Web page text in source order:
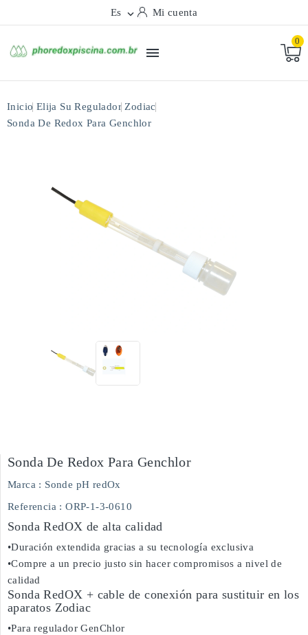
Es  Mi cuenta

0
Inicio Elija Su Regulador Zodiac
Sonda De Redox Para Genchlor
Sonda De Redox Para Genchlor
Marca : Sonde pH redOx
Referencia : ORP-1-3-0610
Sonda RedOX de alta calidad
•Duración extendida gracias a su tecnología exclusiva
•Compre a un precio justo sin hacer compromisos a nivel de
calidad
Sonda RedOX + cable de conexión para sustituir en los
aparatos Zodiac
•Para regulador GenChlor